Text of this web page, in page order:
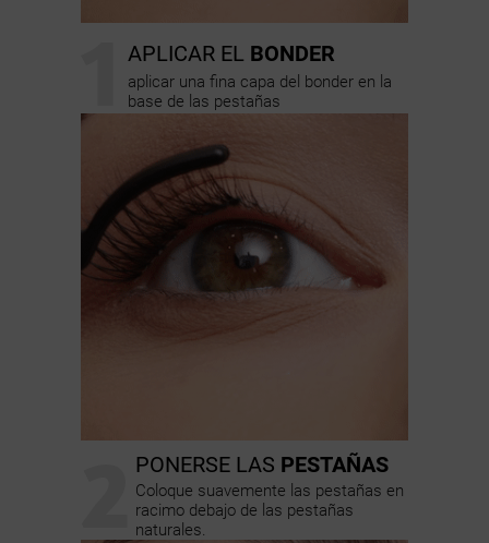
APLICAR EL BONDER
aplicar una fina capa del bonder en la
base de las pestañas
PONERSE LAS PESTAÑAS
Coloque suavemente las pestañas en
racimo debajo de las pestañas
naturales.